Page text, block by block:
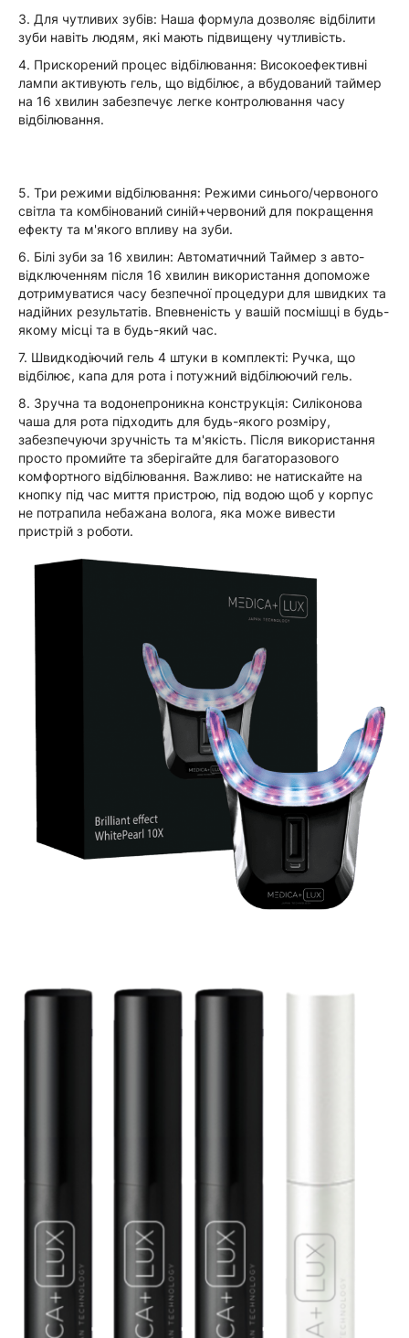
3. Для чутливих зубів: Наша формула дозволяє відбілити
зуби навіть людям, які мають підвищену чутливість.
4. Прискорений процес відбілювання: Високоефективні
лампи активують гель, що відбілює, а вбудований таймер
на 16 хвилин забезпечує легке контролювання часу
відбілювання.
5. Три режими відбілювання: Режими синього/червоного
світла та комбінований синій+червоний для покращення
ефекту та м'якого впливу на зуби.
6. Білі зуби за 16 хвилин: Автоматичний Таймер з авто-
відключенням після 16 хвилин використання допоможе
дотримуватися часу безпечної процедури для швидких та
надійних результатів. Впевненість у вашій посмішці в будь-
якому місці та в будь-який час.
7. Швидкодіючий гель 4 штуки в комплекті: Ручка, що
відбілює, капа для рота і потужний відбілюючий гель.
8. Зручна та водонепроникна конструкція: Силіконова
чаша для рота підходить для будь-якого розміру,
забезпечуючи зручність та м'якість. Після використання
просто промийте та зберігайте для багаторазового
комфортного відбілювання. Важливо: не натискайте на
кнопку під час миття пристрою, під водою щоб у корпус
не потрапила небажана волога, яка може вивести
пристрій з роботи.